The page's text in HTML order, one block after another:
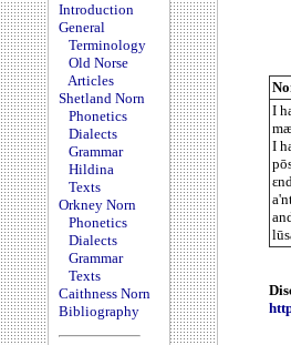
Introduction
General
Terminology
Old Norse
Articles
Shetland Norn
Phonetics
Dialects
Grammar
Hildina
Texts
Orkney Norn
Phonetics
Dialects
Grammar
Texts
Caithness Norn
Bibliography
I
I